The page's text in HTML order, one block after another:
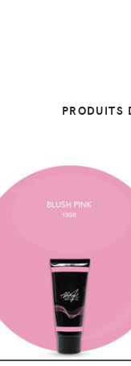
PRODUITS